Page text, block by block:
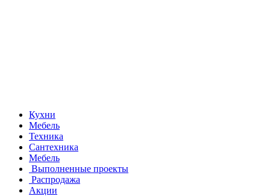
Кухни
Мебель
Техника
Сантехника
Мебель
Выполненные проекты
Распродажа
Акции